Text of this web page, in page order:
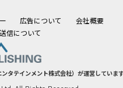
広告について
会社概要
信について
タテインメント株式会社）が運営していま